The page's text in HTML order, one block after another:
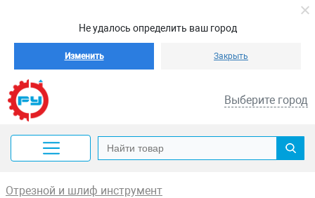
Не удалось определить ваш город
Изменить Закрыть
Выберите город
Отрезной и шлиф инструмент